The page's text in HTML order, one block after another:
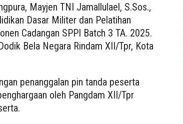
Mayjen TNI Jamallulael, S.Sos.,
Dasar Militer dan Pelatihan
Cadangan SPPI Batch 3 TA. 2025.
Bela Negara Rindam XII/Tpr, Kota
penanggalan pin tanda peserta
oleh Pangdam XII/Tpr